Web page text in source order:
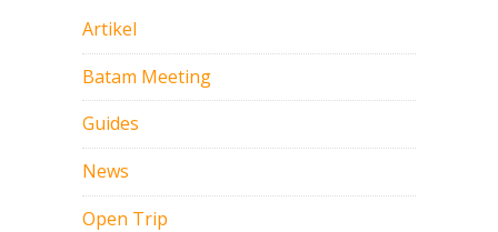
Artikel
Batam Meeting
Guides
News
Open Trip